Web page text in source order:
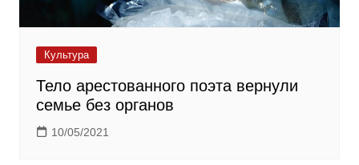
Культура
Тело арестованного поэта вернули
семье без органов
10/05/2021